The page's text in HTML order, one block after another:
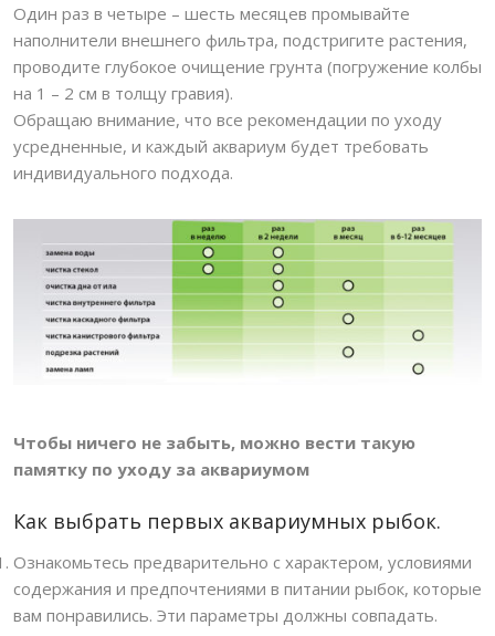
Один раз в четыре – шесть месяцев промывайте
наполнители внешнего фильтра, подстригите растения,
проводите глубокое очищение грунта (погружение колбы
на 1 – 2 см в толщу гравия).
Обращаю внимание, что все рекомендации по уходу
усредненные, и каждый аквариум будет требовать
индивидуального подхода.
Чтобы ничего не забыть, можно вести такую
памятку по уходу за аквариумом
Как выбрать первых аквариумных рыбок.
Ознакомьтесь предварительно с характером, условиями
содержания и предпочтениями в питании рыбок, которые
вам понравились. Эти параметры должны совпадать.